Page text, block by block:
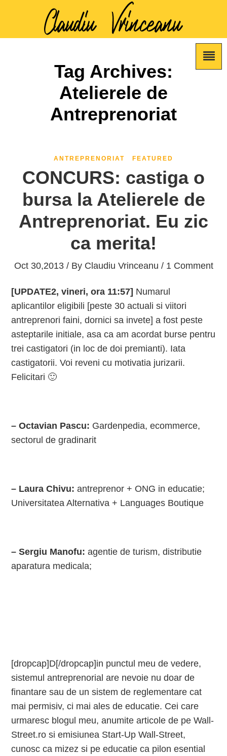
Tag Archives:
Atelierele de
Antreprenoriat
ANTREPRENORIAT FEATURED
CONCURS: castiga o
bursa la Atelierele de
Antreprenoriat. Eu zic
ca merita!
Oct 30,2013 / By Claudiu Vrinceanu / 1 Comment
[UPDATE2, vineri, ora 11:57] Numarul
aplicantilor eligibili [peste 30 actuali si viitori
antreprenori faini, dornici sa invete] a fost peste
asteptarile initiale, asa ca am acordat burse pentru
trei castigatori (in loc de doi premianti). Iata
castigatorii. Voi reveni cu motivatia jurizarii.
Felicitari 🙂
– Octavian Pascu: Gardenpedia, ecommerce,
sectorul de gradinarit
– Laura Chivu: antreprenor + ONG in educatie;
Universitatea Alternativa + Languages Boutique
– Sergiu Manofu: agentie de turism, distributie
aparatura medicala;
[dropcap]D[/dropcap]in punctul meu de vedere,
sistemul antreprenorial are nevoie nu doar de
finantare sau de un sistem de reglementare cat
mai permisiv, ci mai ales de educatie. Cei care
urmaresc blogul meu, anumite articole de pe Wall-
Street.ro si emisiunea Start-Up Wall-Street,
cunosc ca mizez si pe educatie ca pilon esential